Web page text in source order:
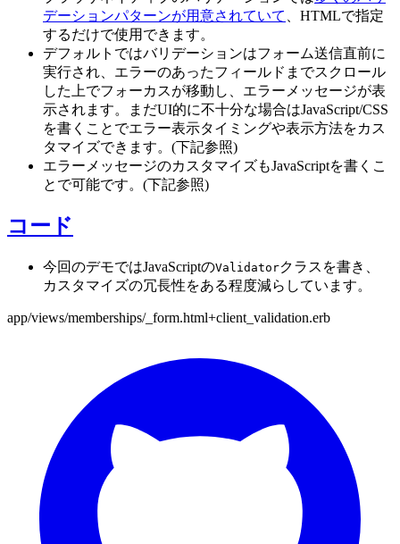
デーションパターンが用意されていて
、HTMLで指定
するだけで使用できます。
デフォルトではバリデーションはフォーム送信直前に
実行され、エラーのあったフィールドまでスクロール
した上でフォーカスが移動し、エラーメッセージが表
示されます。まだUI的に不十分な場合はJavaScript/CSS
を書くことでエラー表示タイミングや表示方法をカス
タマイズできます。(下記参照)
エラーメッセージのカスタマイズもJavaScriptを書くこ
とで可能です。(下記参照)
コード
今回のデモではJavaScriptのValidatorクラスを書き、
カスタマイズの冗長性をある程度減らしています。
app/views/memberships/_form.html+client_validation.erb